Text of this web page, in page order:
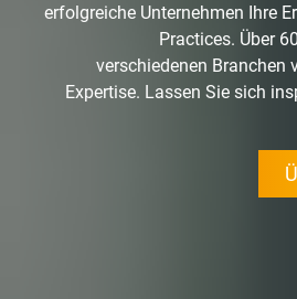
erfolgreiche Unternehmen Ihre
Practices. Über
verschiedenen Branchen
Expertise. Lassen Sie sich